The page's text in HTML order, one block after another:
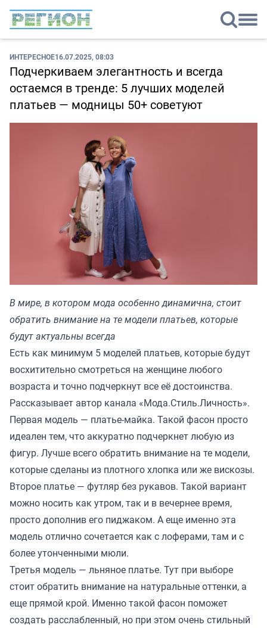
ИНТЕРЕСНОЕ16.07.2025, 08:03
Подчеркиваем элегантность и всегда
остаемся в тренде: 5 лучших моделей
платьев — модницы 50+ советуют
В мире, в котором мода особенно динамична, стоит
обратить внимание на те модели платьев, которые
будут актуальны всегда
Есть как минимум 5 моделей платьев, которые будут
восхитительно смотреться на женщине любого
возраста и точно подчеркнут все её достоинства.
Рассказывает автор канала «Мода.Стиль.Личность».
Первая модель — платье-майка. Такой фасон просто
идеален тем, что аккуратно подчеркнет любую из
фигур. Лучше всего обратить внимание на те модели,
которые сделаны из плотного хлопка или же вискозы.
Второе платье — футляр без рукавов. Такой вариант
можно носить как утром, так и в вечернее время,
просто дополнив его пиджаком. А еще именно эта
модель отлично сочетается как с лоферами, там и с
более утонченными мюли.
Третья модель — льняное платье. Тут при выборе
стоит обратить внимание на натуральные оттенки, а
еще прямой крой. Именно такой фасон поможет
создать расслабленный, но при этом очень стильный